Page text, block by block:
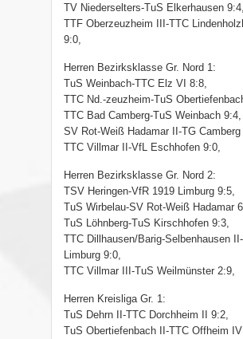
TV Niederselters-TuS Elkerhausen 9:4,
TTF Oberzeuzheim III-TTC
9:0,
Herren Bezirksklasse Gr. Nord 1:
TuS Weinbach-TTC Elz VI 8:8,
TTC Nd.-zeuzheim-TuS
TTC Bad Camberg-TuS Weinbach 9:4,
SV Rot-Weiß Hadamar II-TG Camberg
TTC Villmar II-VfL Eschhofen 9:0,
Herren Bezirksklasse Gr. Nord 2:
TSV Heringen-VfR 1919 Limburg 9:5,
TuS Wirbelau-SV Rot-Weiß Hadamar
TuS Löhnberg-TuS Kirschhofen 9:3,
TTC Dillhausen/Barig-Selbenhausen
Limburg 9:0,
TTC Villmar III-TuS Weilmünster 2:9,
Herren Kreisliga Gr. 1:
TuS Dehrn II-TTC Dorchheim II 9:2,
TuS Obertiefenbach II-TTC Offheim IV